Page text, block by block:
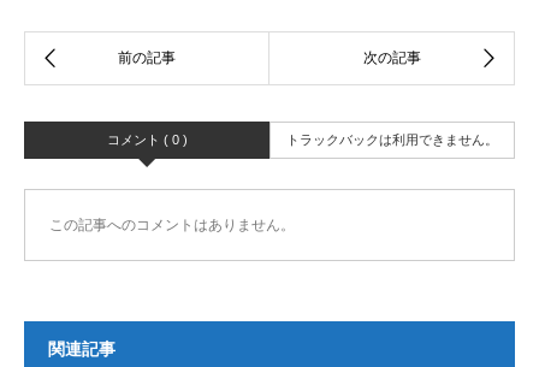
コメント ( 0 ) トラックバックは利用できません。
この記事へのコメントはありません。
関連記事